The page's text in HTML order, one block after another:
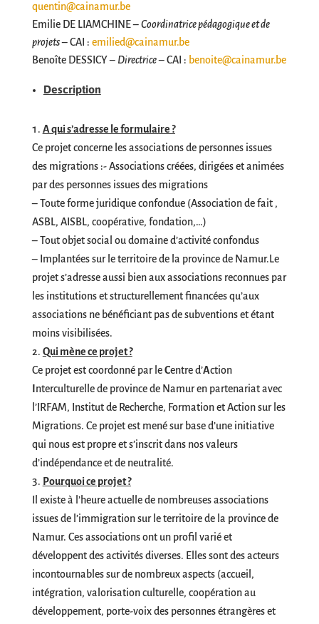
quentin@cainamur.be
Emilie DE LIAMCHINE –Coordinatrice pédagogique et de
projets– CAI : emilied@cainamur.be
Benoîte DESSICY – Directrice– CAI : benoite@cainamur.be
Description
A qui s’adresse le formulaire ?
Ce projet concerne les associations de personnes issues
des migrations :- Associations créées, dirigées et animées
par des personnes issues des migrations
– Toute forme juridique confondue (Association de fait ,
ASBL, AISBL, coopérative, fondation,…)
– Tout objet social ou domaine d’activité confondus
– Implantées sur le territoire de la province de Namur.Le
projet s’adresse aussi bien aux associations reconnues par
les institutions et structurellement financées qu’aux
associations ne bénéficiant pas de subventions et étant
moins visibilisées.
Qui mène ce projet ?
Ce projet est coordonné par leCentre d’Action
nterculturelle de province de Namur en partenariat avec
l’IRFAM, Institut de Recherche, Formation et Action sur les
Migrations. Ce projet est mené sur base d’une initiative
qui nous est propre et s’inscrit dans nos valeurs
d’indépendance et de neutralité.
Pourquoi ce projet ?
Il existe à l’heure actuelle de nombreuses associations
issues de l’immigration sur le territoire de la province de
Namur. Ces associations ont un profil varié et
développent des activités diverses. Elles sont des acteurs
incontournables sur de nombreux aspects (accueil,
intégration, valorisation culturelle, coopération au
développement, porte-voix des personnes étrangères et